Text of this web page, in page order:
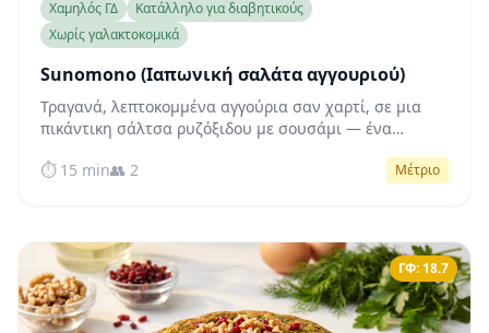
Χαμηλός ΓΔ
Κατάλληλο για διαβητικούς
Χωρίς γαλακτοκομικά
Sunomono (Ιαπωνική σαλάτα αγγουριού)
Τραγανά, λεπτοκομμένα αγγούρια σαν χαρτί, σε μια
πικάντικη σάλτσα ρυζόξιδου με σουσάμι — ένα
που συμβάλλει στη σταθεροποίηση του σακχάρου στο
⏱️ 15 min👥 2 Μέτριο
ΓΦ: 18.7